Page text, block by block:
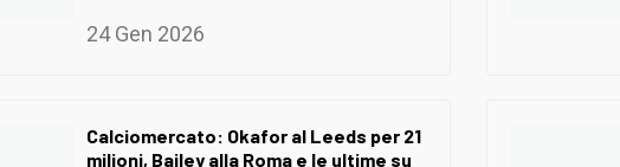
24 Gen 2026
Calciomercato: Okafor al Leeds per 21
milioni, Bailey alla Roma e le ultime su